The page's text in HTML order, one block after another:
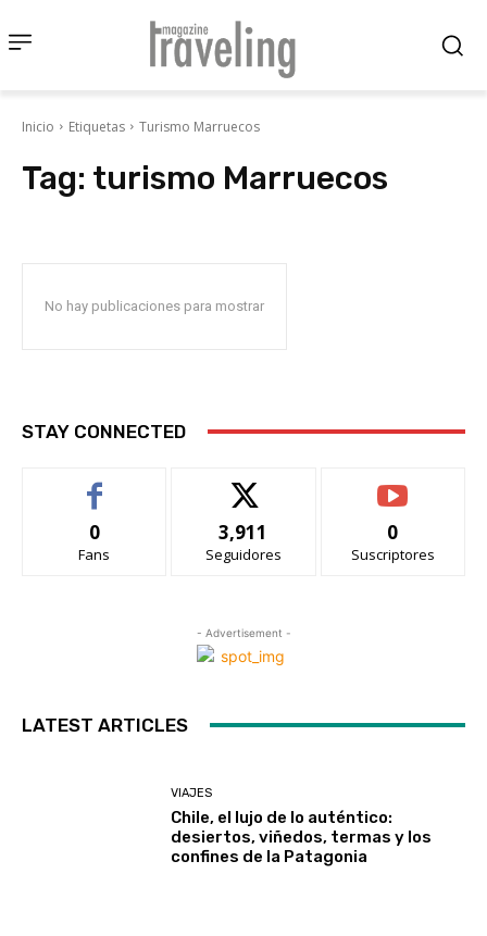
Inicio Etiquetas Turismo Marruecos
Tag: turismo Marruecos
No hay publicaciones para mostrar
STAY CONNECTED
0
Fans
3,911
Seguidores
0
Suscriptores
- Advertisement -
LATEST ARTICLES
VIAJES
Chile, el lujo de lo auténtico:
desiertos, viñedos, termas y los
confines de la Patagonia